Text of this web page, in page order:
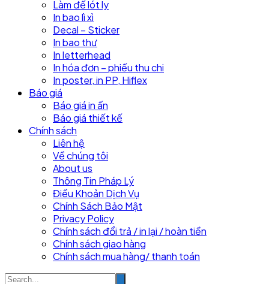
Làm đế lót ly
In bao lì xì
Decal – Sticker
In bao thư
In letterhead
In hóa đơn – phiếu thu chi
In poster, in PP, Hiflex
Báo giá
Báo giá in ấn
Báo giá thiết kế
Chính sách
Liên hệ
Về chúng tôi
About us
Thông Tin Pháp Lý
Điều Khoản Dịch Vụ
Chính Sách Bảo Mật
Privacy Policy
Chính sách đổi trả / in lại / hoàn tiền
Chính sách giao hàng
Chính sách mua hàng/ thanh toán